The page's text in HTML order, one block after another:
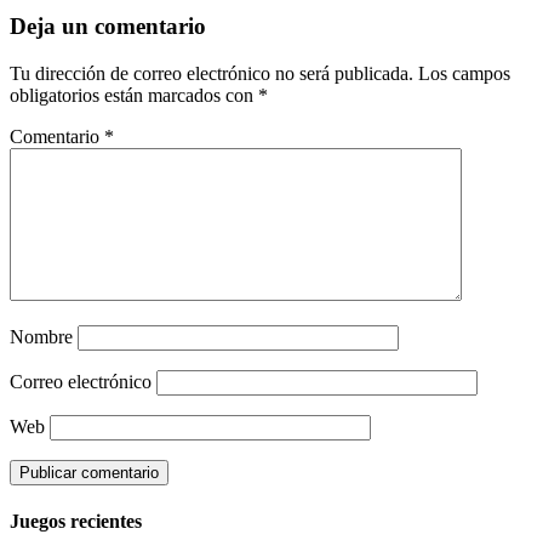
Deja un comentario
Tu dirección de correo electrónico no será publicada. Los campos
obligatorios están marcados con *
Comentario *
Nombre
Correo electrónico
Web
Juegos recientes